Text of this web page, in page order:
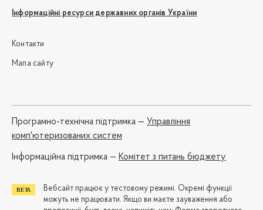
Інформаційні ресурси державних органів України
Контакти
Мапа сайту
Програмно-технічна підтримка — Управління
комп'ютеризованих систем
Iнформаційна підтримка — Комітет з питань бюджету
Вебсайт працює у тестовому режимі. Окремі функції
можуть не працювати. Якщо ви маєте зауваження або